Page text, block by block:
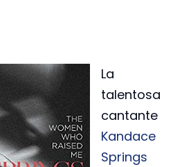
La
talentosa
cantante
Kandace
Springs